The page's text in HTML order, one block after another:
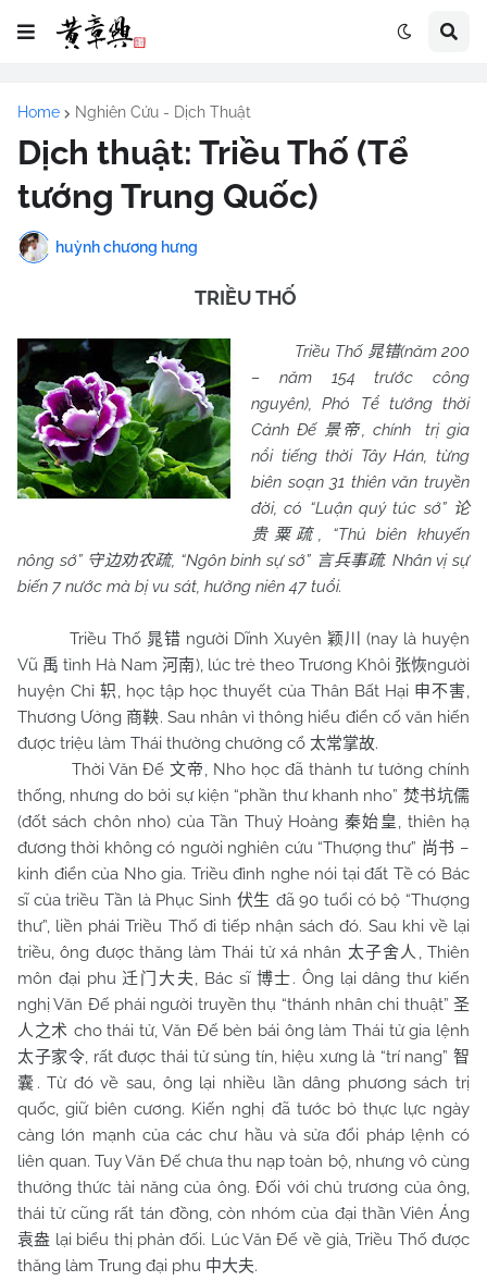
Home Nghiên Cứu - Dịch Thuật
Dịch thuật: Triều Thố (Tể
tướng Trung Quốc)
huỳnh chương hưng
TRIỀU THỐ
Triều Thố 晁错(năm 200
– năm 154 trước công
nguyên), Phó Tể tướng thời
Cảnh Đế 景帝, chính trị gia
nổi tiếng thời Tây Hán, từng
biên soạn 31 thiên văn truyền
đời, có “Luận quý túc sớ” 论
贵粟疏 , “Thủ biên khuyến
nông sớ” 守边劝农疏, “Ngôn binh sự sớ” 言兵事疏. Nhân vị sự
biến 7 nước mà bị vu sát, hưởng niên 47 tuổi.
Triều Thố 晁错 người Dĩnh Xuyên 颖川
(nay là huyện
Vũ 禹 tỉnh Hà Nam 河南), lúc trẻ theo Trương Khôi 张恢người
huyện Chỉ轵, học tập học thuyết của Thân Bất Hại 申不害,
Thương Ưởng 商鞅. Sau nhân vì thông hiểu điển cố văn hiến
được triệu làm Thái thường chưởng cổ 太常掌故.
Thời Văn Đế文帝, Nho học đã thành tư tưởng chính
thống, nhưng do bởi sự kiện “phần thư khanh nho” 焚书坑儒
(đốt sách chôn nho) của Tần Thuỷ Hoàng 秦始皇, thiên hạ
đương thời không có người nghiên cứu “Thượng thư” 尚书 –
kinh điển của Nho gia. Triều đình nghe nói tại đất Tề có Bác
sĩ của triều Tần là Phục Sinh 伏生 đã 90 tuổi có bộ “Thượng
thư”, liền phái Triều Thố đi tiếp nhận sách đó. Sau khi về lại
triều, ông được thăng làm Thái tử xá nhân 太子舍人 , Thiên
môn đại phu 迁门大夫, Bác sĩ 博士. Ông lại dâng thư kiến
nghị Văn Đế phái người truyền thụ “thánh nhân chi thuật” 圣
人之术 cho thái tử, Văn Đế bèn bái ông làm Thái tử gia lệnh
太子家令, rất được thái tử sủng tín, hiệu xưng là “trí nang” 智
囊 . Từ đó về sau, ông lại nhiều lần dâng phương sách trị
quốc, giữ biên cương. Kiến nghị đã tước bỏ thực lực ngày
càng lớn mạnh của các chư hầu và sửa đổi pháp lệnh có
liên quan. Tuy Văn Đế chưa thu nạp toàn bộ, nhưng vô cùng
thưởng thức tài năng của ông. Đối với chủ trương của ông,
thái tử cũng rất tán đồng, còn nhóm của đại thần Viên Áng
袁盎 lại biểu thị phản đối. Lúc Văn Đế về già, Triều Thố được
thăng làm Trung đại phu 中大夫.